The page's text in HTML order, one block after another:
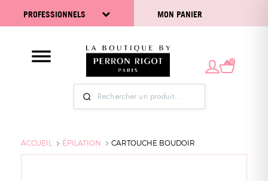
PROFESSIONNELS MON PANIER
0
ACCUEIL ÉPILATION CARTOUCHE BOUDOIR